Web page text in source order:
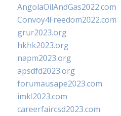
AngolaOilAndGas2022.com
Convoy4Freedom2022.com
grur2023.org
hkhk2023.org
napm2023.org
apsdfd2023.org
forumausape2023.com
imkl2023.com
careerfaircsd2023.com